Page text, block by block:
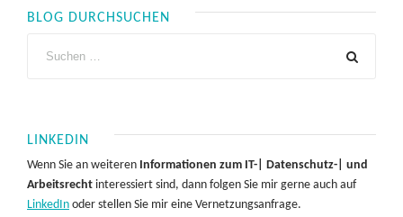
BLOG DURCHSUCHEN
LINKEDIN
Wenn Sie an weiteren Informationen zum IT-| Datenschutz-| und
Arbeitsrecht interessiert sind, dann folgen Sie mir gerne auch auf
LinkedIn oder stellen Sie mir eine Vernetzungsanfrage.